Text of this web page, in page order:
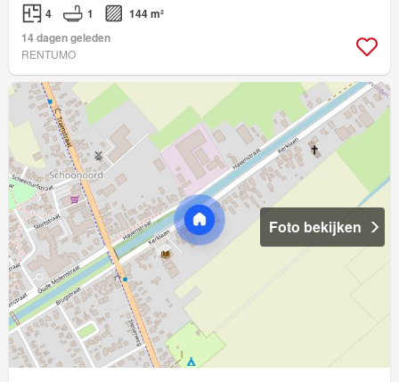
4 1
144 m²
14 dagen geleden
RENTUMO
Foto bekijken